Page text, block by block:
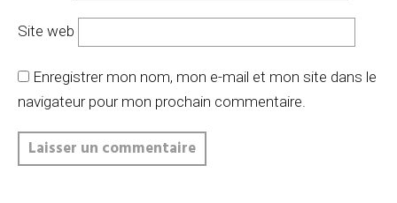
Site web
Enregistrer mon nom, mon e-mail et mon site dans le
navigateur pour mon prochain commentaire.